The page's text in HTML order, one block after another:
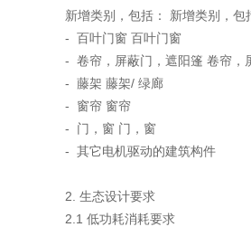
新增类别，包括： 新增类别，包
- 百叶门窗 百叶门窗
- 卷帘，屏蔽门，遮阳篷 卷帘，
- 藤架 藤架/ 绿廊
- 窗帘 窗帘
- 门，窗 门，窗
- 其它电机驱动的建筑构件
2. 生态设计要求
2.1 低功耗消耗要求